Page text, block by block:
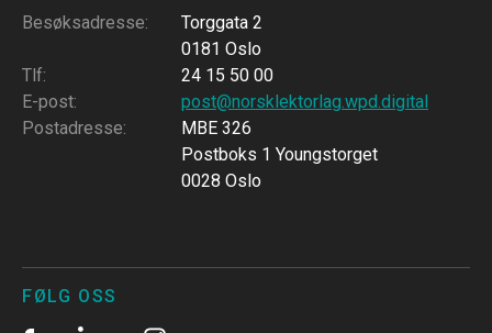
Besøksadresse:
Torggata 2
0181 Oslo
Tlf:
24 15 50 00
E-post:
post@norsklektorlag.wpd.digital
Postadresse:
MBE 326
Postboks 1 Youngstorget
0028 Oslo
FØLG OSS